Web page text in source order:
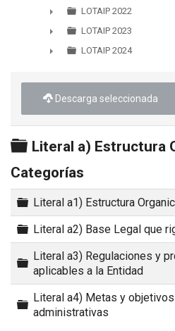
►
►
LOTAIP 2022
►
LOTAIP 2023
LOTAIP 2024
Descarga seleccionada
Carpeta
Literal a) Estructura
Categorías
Carpeta
Literal a1) Estructura
Carpeta
Literal a2) Base Legal que
Carpeta
Literal a3) Regulaciones y
aplicables a la Entidad
Carpeta
Literal a4) Metas y
administrativas